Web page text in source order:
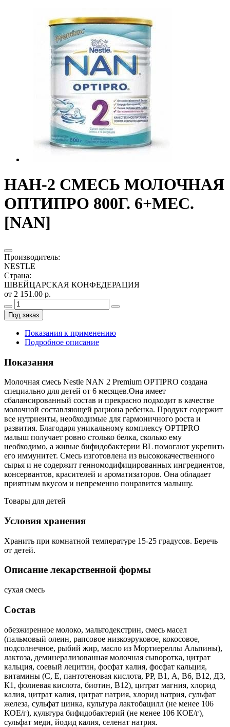
НАН-2 СМЕСЬ МОЛОЧНАЯ
ОПТИПРО 800Г. 6+МЕС.
[NAN]
Производитель:
NESTLE
Страна:
ШВЕЙЦАРСКАЯ КОНФЕДЕРАЦИЯ
от 2 151.00 р.
Под заказ
Показания к применению
Подробное описание
Показания
Молочная смесь Nestle NAN 2 Premium OPTIPRO создана
специально для детей от 6 месяцев.Она имеет
сбалансированный состав и прекрасно подходит в качестве
молочной составляющей рациона ребенка. Продукт содержит
все нутриенты, необходимые для гармоничного роста и
развития. Благодаря уникальному комплексу OPTIPRO
малыш получает ровно столько белка, сколько ему
необходимо, а живые бифидобактерии BL помогают укрепить
его иммунитет. Смесь изготовлена из высококачественного
сырья и не содержит генномодифицированных ингредиентов,
консервантов, красителей и ароматизаторов. Она обладает
приятным вкусом и непременно понравится малышу.
Товары для детей
Условия хранения
Хранить при комнатной температуре 15-25 градусов. Беречь
от детей.
Описание лекарственной формы
сухая смесь
Состав
обезжиренное молоко, мальтодекстрин, смесь масел
(пальмовый олеин, рапсовое низкоэруковое, кокосовое,
подсолнечное, рыбий жир, масло из Мортиереллы Альпины),
лактоза, деминерализованная молочная сыворотка, цитрат
кальция, соевый лецитин, фосфат калия, фосфат кальция,
витамины (С, Е, пантотеновая кислота, РР, В1, А, В6, В12, Д3,
К1, фолиевая кислота, биотин, В12), цитрат магния, хлорид
калия, цитрат калия, цитрат натрия, хлорид натрия, сульфат
железа, сульфат цинка, культура лактобацилл (не менее 106
КОЕ/г), культура бифидобактерий (не менее 106 КОЕ/г),
сульфат меди, йодид калия, селенат натрия.